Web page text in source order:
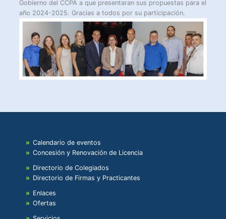
Gobierno del CCPA a que presentaran sus propuestas para el
año 2024-2025. Gracias a todos por su participación.
Calendario de eventos
Concesión y Renovación de Licencia
Directorio de Colegiados
Directorio de Firmas y Practicantes
Enlaces
Ofertas